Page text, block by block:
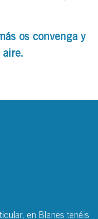
os convenga y
aire.
en Blanes tenéis